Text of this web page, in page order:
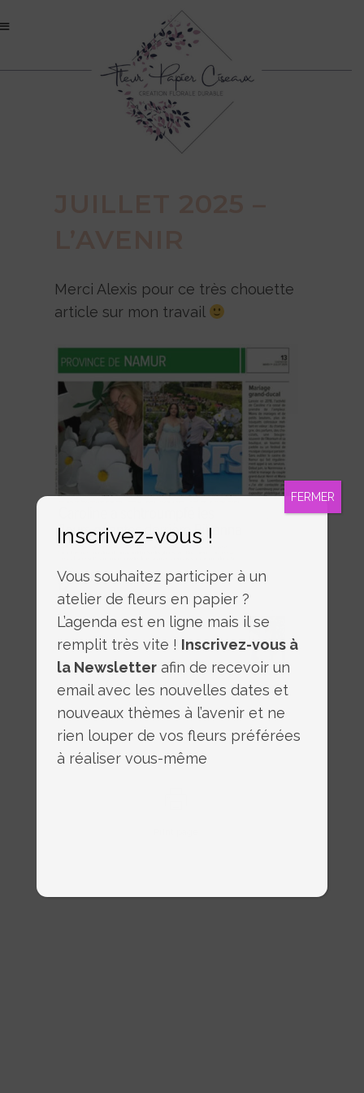
Merci Alexis pour ce très chouette
article sur mon travail
Inscrivez-vous !
Vous souhaitez participer à un
atelier de fleurs en papier ?
L’agenda est en ligne mais il se
remplit très vite ! Inscrivez-vous à
la Newsletterafin de recevoir un
email avec les nouvelles dates et
nouveaux thèmes à l’avenir et ne
rien louper de vos fleurs préférées
à réaliser vous-même
FERMER